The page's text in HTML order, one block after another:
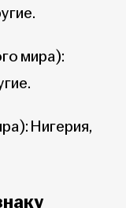
мира):
Нигерия,